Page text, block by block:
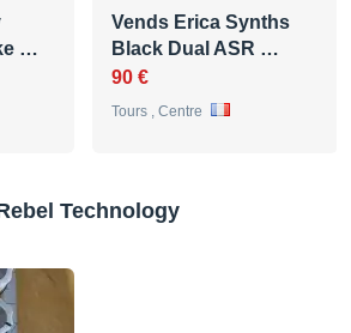
…
Vends Erica Synths
Black Dual ASR …
90 €
Tours , Centre
Technology